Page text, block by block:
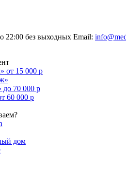
22:00 без выходных Email:
от 15 000 р
до 70 000 р
60 000 р
дом